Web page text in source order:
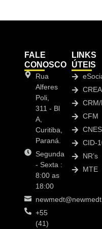
FALE
CONOSCO
Rua
Alferes
Poli,
311 - Bl
A,
Curitiba,
Paraná.
Segunda
- Sexta :
8:00 as
18:00
+55
(41)
LINKS
ÚTEIS
CFM
CNES
CID-
NR’s
MTE